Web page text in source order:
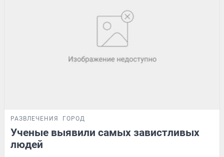
РАЗВЛЕЧЕНИЯ ГОРОД
Ученые выявили самых завистливых
людей